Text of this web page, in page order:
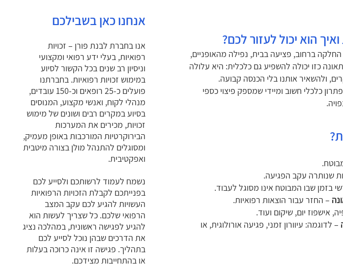
הוא יכול לעזור לכם?
ברחוב, פציעה בבית, נפילה מהאופניים,
כזו יכולה להשפיע גם כלכלית: היא עלולה
ולהשאיר אותנו בלי הכנסה קבועה.
כלכלי חשוב ומיידי שמספק פיצוי כספי
שנותרה עקב הפגיעה.
בזמן שבו המבוטח אינו מסוגל לעבוד.
– החזר עבור הוצאות רפואיות.
אישפוז יום, שיקום ועוד.
– לדוגמה: עיוורון זמני, פגיעה אורולוגית, או
אנחנו כאן בשבילכם
אנו בחברת לבנת פורן – זכויות
רפואיות, בעלי ידע רפואי ומקצועי
וניסיון רב שנים בכל הקשור לסיוע
במימוש זכויות רפואיות. בחברתנו
פועלים כ-25 רופאים וכ-150 עובדים,
מנהלי לקוח, ואנשי מקצוע, המנוסים
בסיוע במקרים רבים ושונים של מימוש
זכויות, מכירים את המערכות
הבירוקרטיות המורכבות באופן מעמיק,
ומסוגלים להתנהל מולן בצורה מיטבית
ואפקטיבית.
נשמח לעמוד לרשותכם ולסייע לכם
בפנייתכם לקבלת הזכויות הרפואיות
העשויות להגיע לכם עקב המצב
הרפואי שלכם. כל שצריך לעשות הוא
להגיע לפגישה ראשונית, במהלכה נציג
את הדרכים שבהן נוכל לסייע לכם
בתהליך. פגישה זו אינה כרוכה בעלות
או בהתחייבות מצידכם.